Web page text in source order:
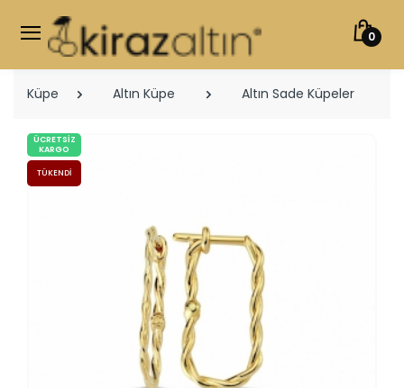
0
Küpe Altın Küpe Altın Sade Küpeler
ÜCRETSIZ
KARGO
TÜKENDI